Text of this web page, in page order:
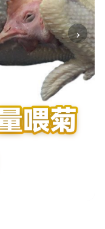
›